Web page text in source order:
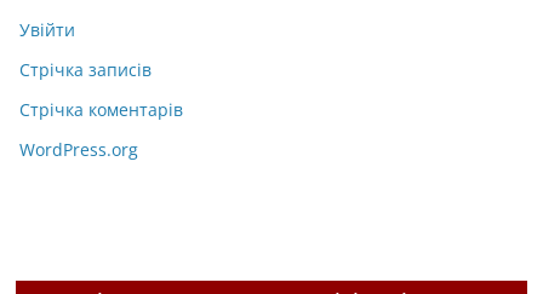
Увійти
Стрічка записів
Стрічка коментарів
WordPress.org